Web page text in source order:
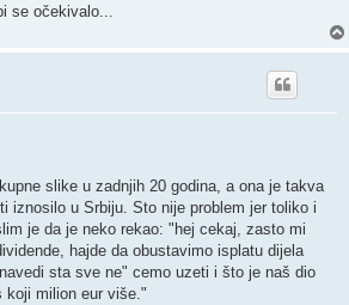
se očekivalo...
slike u zadnjih 20 godina, a ona je takva
iznosilo u Srbiju. Sto nije problem jer toliko i
je da je neko rekao: "hej cekaj, zasto mi
hajde da obustavimo isplatu dijela
sta sve ne" cemo uzeti i što je naš dio
koji milion eur više."